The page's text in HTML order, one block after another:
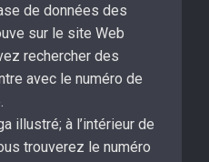
de données des
sur le site Web
rechercher des
avec le numéro de
illustré; à l’intérieur de
trouverez le numéro